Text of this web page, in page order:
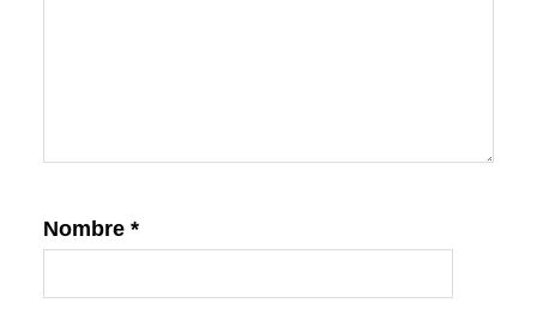
Nombre *